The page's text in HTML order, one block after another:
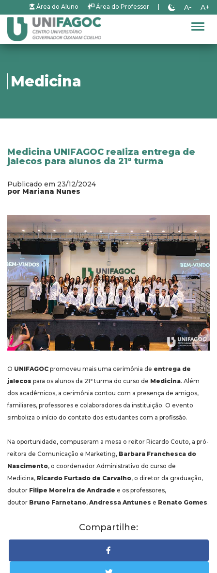
Área do Aluno Área do Professor A- A+
Medicina
Medicina UNIFAGOC realiza entrega de
jalecos para alunos da 21ª turma
Publicado em 23/12/2024
por Mariana Nunes
O UNIFAGOC promoveu mais uma cerimônia de entrega de
jalecos para os alunos da 21ª turma do curso de Medicina. Além
dos acadêmicos, a cerimônia contou com a presença de amigos,
familiares, professores e colaboradores da instituição. O evento
simboliza o início do contato dos estudantes com a profissão.
Na oportunidade, compuseram a mesa o reitor Ricardo Couto, a pró-
reitora de Comunicação e Marketing, Barbara Franchesca do
Nascimento, o coordenador Administrativo do curso de
Medicina, Ricardo Furtado de Carvalho, o diretor da graduação,
doutor Filipe Moreira de Andrade e os professores,
doutor Bruno Farnetano, Andressa Antunes e Renato Gomes.
Compartilhe: